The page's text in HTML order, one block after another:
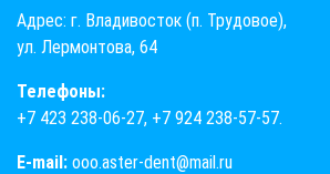
Адрес: г. Владивосток (п. Трудовое),
ул. Лермонтова, 64
Телефоны:
+7 423 238-06-27, +7 924 238-57-57.
E-mail: ooo.aster-dent@mail.ru